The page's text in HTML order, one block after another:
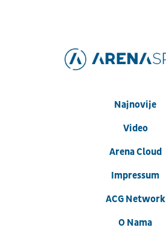
Najnovije
Video
Arena Cloud
Impressum
ACG Network
O Nama